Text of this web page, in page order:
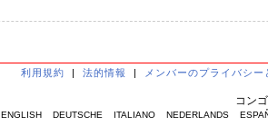
利用規約 | 法的情報 | メンバーのプライバシ
コン
ENGLISH DEUTSCHE ITALIANO NEDERLANDS